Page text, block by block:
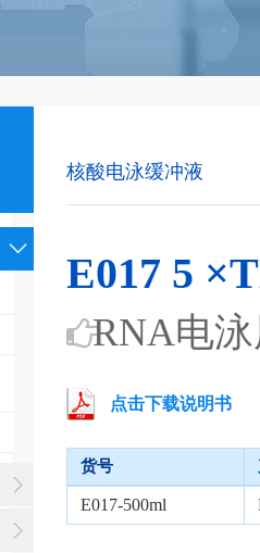
核酸电泳缓冲液
E017 5
RNA电
点击下载说明书
货号
E017-500ml